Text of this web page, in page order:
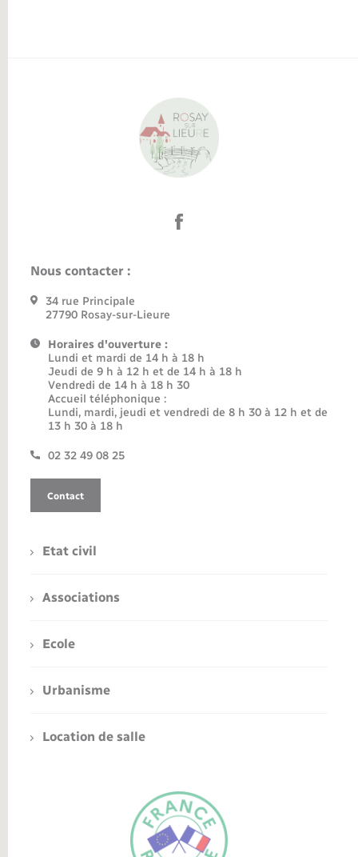
Nous contacter :
34 rue Principale
27790 Rosay-sur-Lieure
Horaires d'ouverture :
Lundi et mardi de 14 h à 18 h
Jeudi de 9 h à 12 h et de 14 h à 18 h
Vendredi de 14 h à 18 h 30
Accueil téléphonique :
Lundi, mardi, jeudi et vendredi de 8 h 30 à 12 h et de
13 h 30 à 18 h
02 32 49 08 25
Contact
Etat civil
Associations
Ecole
Urbanisme
Location de salle